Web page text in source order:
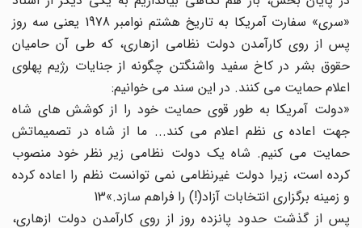
«سری» سفارت آمریکا به تاریخ هشتم نوامبر 1978 یعنی سه روز
پس از روی کارآمدن دولت نظامی ازهاری، که طی آن حامیان
حقوق بشر در کاخ سفید واشنگتن چگونه از جنایات رژیم پهلوی
اعلام حمایت می کنند. در این سند می خوانیم:
«دولت آمریکا به طور قوی حمایت خود را از کوشش های شاه
جهت اعاده ی نظم اعلام می کند... ما از شاه در تصمیماتش
حمایت می کنیم. شاه یک دولت نظامی زیر نظر خود منصوب
کرده است، زیرا دولت غیرنظامی نمی توانست نظم را اعاده کرده
و زمینه برگزاری انتخابات آزاد(!) را فراهم سازد.»13
پس از گذشت حدود پانزده روز از روی کارآمدن دولت ازهاری،